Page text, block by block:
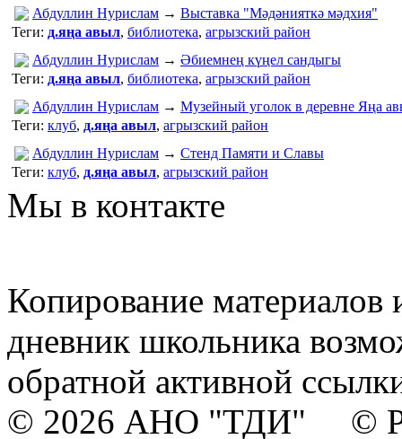
Абдуллин Нурислам → Выставка "Мәдәнияткә мәдхия"
Теги: д.яңа авыл, библиотека, агрызский район
Абдуллин Нурислам → Әбиемнең күңел сандыгы
Теги: д.яңа авыл, библиотека, агрызский район
Абдуллин Нурислам → Музейный уголок в деревне Яңа
Теги: клуб, д.яңа авыл, агрызский район
Абдуллин Нурислам → Стенд Памяти и Славы
Теги: клуб, д.яңа авыл, агрызский район
Мы в контакте
Копирование материалов
дневник школьника
обратной активной
© 2026 АНО "ТДИ" ©